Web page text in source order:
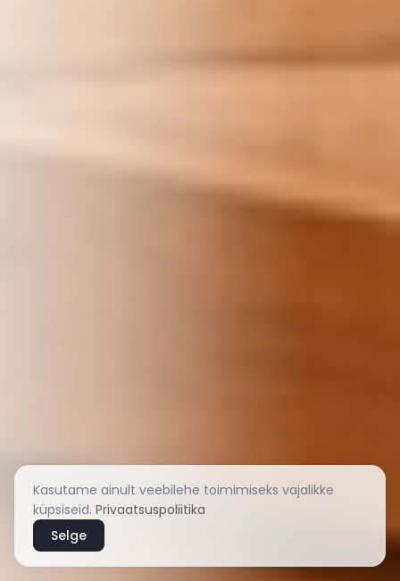
Kasutame ainult veebilehe toimimiseks vajalikke
küpsiseid. Privaatsuspoliitika
Selge